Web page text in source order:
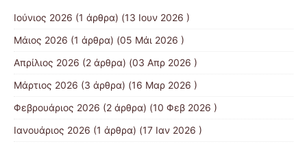
Ιούνιος 2026 (1 άρθρα) (13 Ιουν 2026 )
Μάιος 2026 (1 άρθρα) (05 Μάι 2026 )
Απρίλιος 2026 (2 άρθρα) (03 Απρ 2026 )
Μάρτιος 2026 (3 άρθρα) (16 Μαρ 2026 )
Φεβρουάριος 2026 (2 άρθρα) (10 Φεβ 2026 )
Ιανουάριος 2026 (1 άρθρα) (17 Ιαν 2026 )